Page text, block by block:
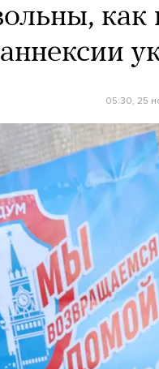
05:30, 25